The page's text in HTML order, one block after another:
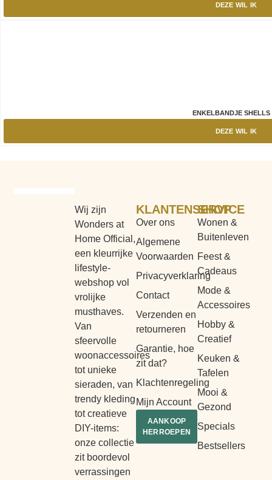
DEZE WIL IK
ENKELBANDJE SHELLS
DEZE WIL IK
Wij zijn
Wonders at
Home Official,
een kleurrijke
lifestyle-
webshop vol
vrolijke
musthaves.
Van
sfeervolle
woonaccessoires
tot unieke
sieraden, van
trendy kleding
tot creatieve
DIY-items:
onze collectie
zit boordevol
verrassingen
SHOP
Wonen &
Buitenleven
Feest &
Cadeaus
Mode &
Accessoires
Hobby &
Creatief
Keuken &
Tafelen
Mooi &
Gezond
Specials
Bestsellers
KLANTENSERVICE
Over ons
Algemene
Voorwaarden
Privacyverklaring
Contact
Verzenden en
retourneren
Garantie, hoe
zit dat?
Klachtenregeling
Mijn Account
AANKOOP
HERROEPEN